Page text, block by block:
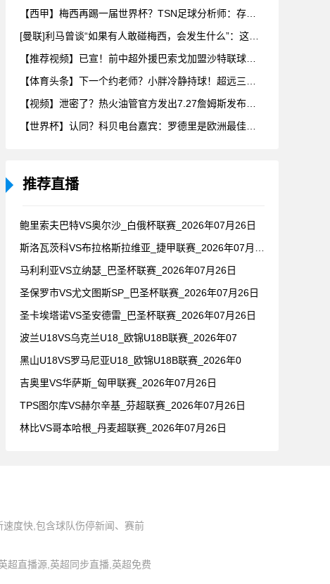
推荐直播
鲍里索夫巴特VS奥尔沙_白俄杯联赛_2026年07月26日
马利利亚VS立纳瑟_巴圣杯联赛_2026年07月26日
圣保罗市VS尤文图斯SP_巴圣杯联赛_2026年07月26日
圣卡埃塔诺VS圣安德雷_巴圣杯联赛_2026年07月26日
波兰U18VS乌克兰U18_欧锦U18B联赛_2026年07
黑山U18VS罗马尼亚U18_欧锦U18B联赛_2026年0
吉奥里VS华萨斯_匈甲联赛_2026年07月26日
TPS图尔库VS赫尔辛基_芬超联赛_2026年07月26日
林比VS哥本哈根_丹麦超联赛_2026年07月26日
度快,包含球队伤停新闻、赛前
超直播源,英超同步直播,英超免费